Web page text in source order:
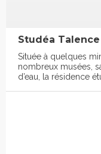
Studéa
Située à quelques
nombreux musées,
d’eau, la résidence